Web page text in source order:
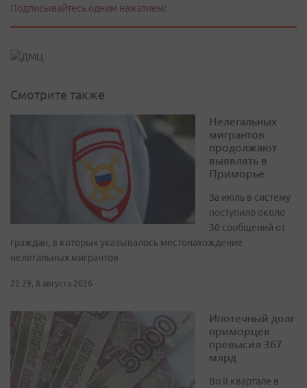
Подписывайтесь одним нажатием!
Смотрите также
Нелегальных
мигрантов
продолжают
выявлять в
Приморье
За июль в систему
поступило около
30 сообщений от
граждан, в которых указывалось местонахождение
нелегальных мигрантов
22:29, 8 августа 2026
Ипотечный долг
приморцев
превысил 367
млрд
Во II квартале в